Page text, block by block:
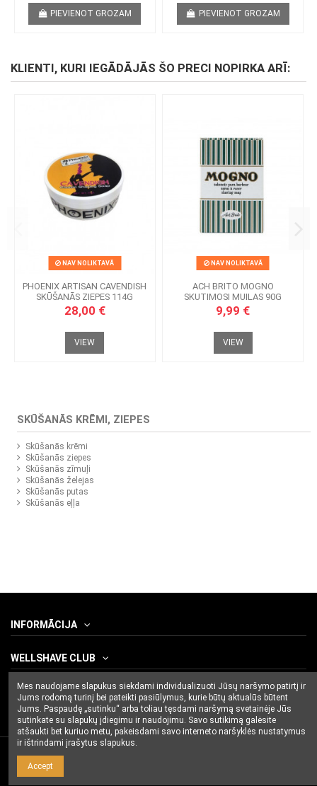
PIEVIENOT GROZAM PIEVIENOT GROZAM
KLIENTI, KURI IEGĀDĀJĀS ŠO PRECI NOPIRKA ARĪ:
NAV NOLIKTAVĀ
PHOENIX ARTISAN CAVENDISH
SKŪŠANĀS ZIEPES 114G
28,00 €
VIEW
NAV NOLIKTAVĀ
ACH BRITO MOGNO
SKUTIMOSI MUILAS 90G
9,99 €
VIEW
SKŪŠANĀS KRĒMI, ZIEPES
Skūšanās krēmi
Skūšanās ziepes
Skūšanās zīmuļi
Skūšanās želejas
Skūšanās putas
Skūšanās eļļa
INFORMĀCIJA
WELLSHAVE CLUB
CONTACT US
Mes naudojame slapukus siekdami individualizuoti Jūsų naršymo patirtį ir
Jums rodomą turinį bei pateikti pasiūlymus, kurie būtų aktualūs būtent
Jums. Paspaudę „sutinku“ arba toliau tęsdami naršymą svetainėje Jūs
sutinkate su slapukų įdiegimu ir naudojimu. Savo sutikimą galėsite
atšaukti bet kuriuo metu, pakeisdami savo interneto naršyklės nustatymus
ir ištrindami įrašytus slapukus.
Accept